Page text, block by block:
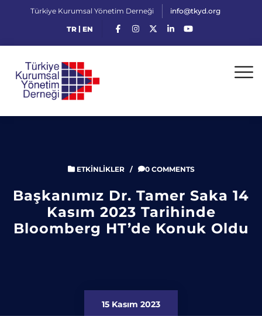
Türkiye Kurumsal Yönetim Derneği info@tkyd.org
TR| EN
ETKINLIKLER/ 0 COMMENTS
Başkanımız Dr. Tamer Saka 14
Kasım 2023 Tarihinde
Bloomberg HT’de Konuk Oldu
15 Kasım 2023